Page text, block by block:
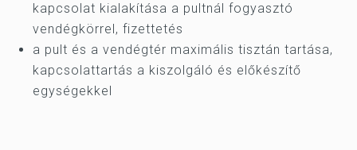
kapcsolat kialakítása a pultnál fogyasztó
vendégkörrel, fizettetés
a pult és a vendégtér maximális tisztán tartása,
kapcsolattartás a kiszolgáló és előkészítő
egységekkel